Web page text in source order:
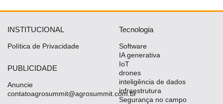
INSTITUCIONAL
Política de Privacidade
PUBLICIDADE
Anuncie
contatoagrosummit@agrosummit.com.br
Tecnologia
Software
IA generativa
IoT
drones
inteligência de dados
infraestrutura
Segurança no campo